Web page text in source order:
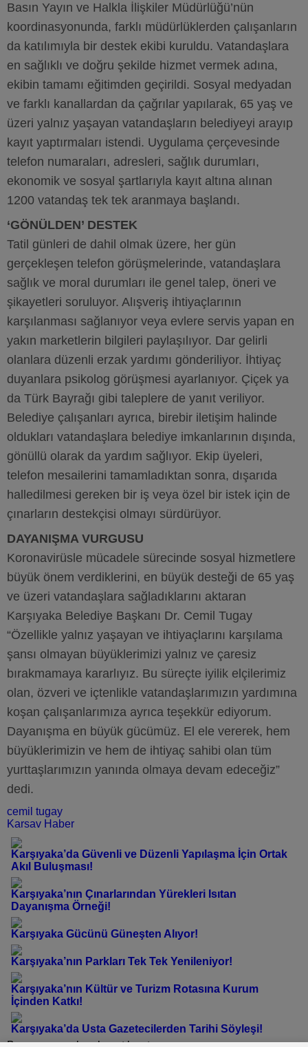
Basın Yayın ve Halkla İlişkiler Müdürlüğü’nün
koordinasyonunda, farklı müdürlüklerden çalışanların
da katılımıyla bir destek ekibi kuruldu. Vatandaşlara
en sağlıklı ve doğru şekilde hizmet vermek adına,
ekibin tamamı eğitimden geçirildi. Sosyal medyadan
ve farklı kanallardan da çağrılar yapılarak, 65 yaş ve
üzeri yalnız yaşayan vatandaşların belediyeyi arayıp
kayıt yaptırmaları istendi. Uygulama çerçevesinde
telefon numaraları, adresleri, sağlık durumları,
ekonomik ve sosyal şartlarıyla kayıt altına alınan
1200 vatandaş tek tek aranmaya başlandı.
‘GÖNÜLDEN’ DESTEK
Tatil günleri de dahil olmak üzere, her gün
gerçekleşen telefon görüşmelerinde, vatandaşlara
sağlık ve moral durumları ile genel talep, öneri ve
şikayetleri soruluyor. Alışveriş ihtiyaçlarının
karşılanması sağlanıyor veya evlere servis yapan en
yakın marketlerin bilgileri paylaşılıyor. Dar gelirli
olanlara düzenli erzak yardımı gönderiliyor. İhtiyaç
duyanlara psikolog görüşmesi ayarlanıyor. Çiçek ya
da Türk Bayrağı gibi taleplere de yanıt veriliyor.
Belediye çalışanları ayrıca, birebir iletişim halinde
oldukları vatandaşlara belediye imkanlarının dışında,
gönüllü olarak da yardım sağlıyor. Ekip üyeleri,
telefon mesailerini tamamladıktan sonra, dışarıda
halledilmesi gereken bir iş veya özel bir istek için de
çınarların destekçisi olmayı sürdürüyor.
DAYANIŞMA VURGUSU
Koronavirüsle mücadele sürecinde sosyal hizmetlere
büyük önem verdiklerini, en büyük desteği de 65 yaş
ve üzeri vatandaşlara sağladıklarını aktaran
Karşıyaka Belediye Başkanı Dr. Cemil Tugay
“Özellikle yalnız yaşayan ve ihtiyaçlarını karşılama
şansı olmayan büyüklerimizi yalnız ve çaresiz
bırakmamaya kararlıyız. Bu süreçte iyilik elçilerimiz
olan, özveri ve içtenlikle vatandaşlarımızın yardımına
koşan çalışanlarımıza ayrıca teşekkür ediyorum.
Dayanışma en büyük gücümüz. El ele vererek, hem
büyüklerimizin ve hem de ihtiyaç sahibi olan tüm
yurttaşlarımızın yanında olmaya devam edeceğiz”
dedi.
cemil tugay
Karsav Haber
Karşıyaka’da Güvenli ve Düzenli Yapılaşma İçin Ortak
Akıl Buluşması!
Karşıyaka’nın Çınarlarından Yürekleri Isıtan
Dayanışma Örneği!
Karşıyaka Gücünü Güneşten Alıyor!
Karşıyaka’nın Parkları Tek Tek Yenileniyor!
Karşıyaka’nın Kültür ve Turizm Rotasına Kurum
İçinden Katkı!
Karşıyaka’da Usta Gazetecilerden Tarihi Söyleşi!